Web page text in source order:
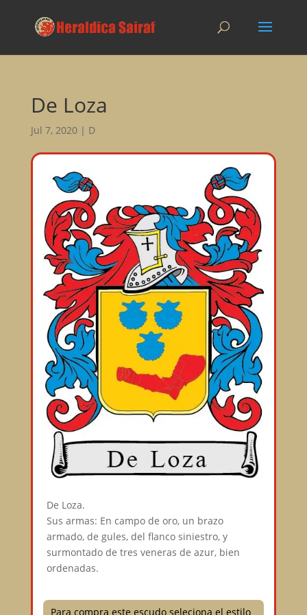
De Loza
Jul 7, 2020| D
De Loza.⠀
Sus armas: En campo de oro, un brazo
armado, de gules, del flanco siniestro, y
surmontado de tres veneras de azur, bien
ordenadas.⠀
Para compra este escudo seleciona el estilo